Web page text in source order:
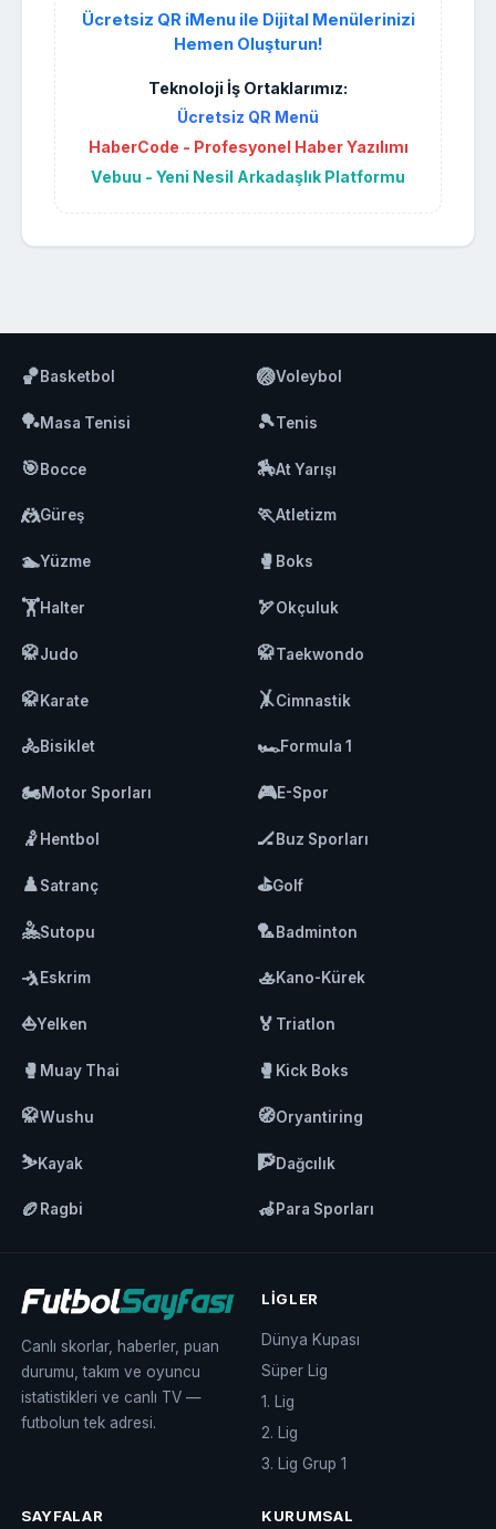
Ücretsiz QR iMenu ile Dijital Menülerinizi
Hemen Oluşturun!
Teknoloji İş Ortaklarımız:
Ücretsiz QR Menü
HaberCode - Profesyonel Haber Yazılımı
Vebuu - Yeni Nesil Arkadaşlık Platformu
🏀Basketbol 🏐Voleybol
🏓Masa Tenisi 🎾Tenis
🎯Bocce 🏇At Yarışı
🤼Güreş 🏃Atletizm
🏊Yüzme 🥊 Boks
🏋️Halter 🏹Okçuluk
🥋Judo 🥋Taekwondo
🥋Karate 🤸Cimnastik
🚴Bisiklet 🏎️Formula 1
🏍️Motor Sporları 🎮E-Spor
🤾 Hentbol 🏒Buz Sporları
♟️Satranç ⛳Golf
🤽Sutopu 🏸Badminton
🤺Eskrim 🚣Kano-Kürek
⛵Yelken 🏅 Triatlon
🥊 Muay Thai 🥊 Kick Boks
🥋Wushu 🧭Oryantiring
⛷️Kayak 🧗Dağcılık
🏉 Ragbi 🦽Para Sporları
Canlı skorlar, haberler, puan
durumu, takım ve oyuncu
istatistikleri ve canlı TV —
futbolun tek adresi.
LIGLER
Dünya Kupası
Süper Lig
1. Lig
2. Lig
3. Lig Grup 1
SAYFALAR KURUMSAL